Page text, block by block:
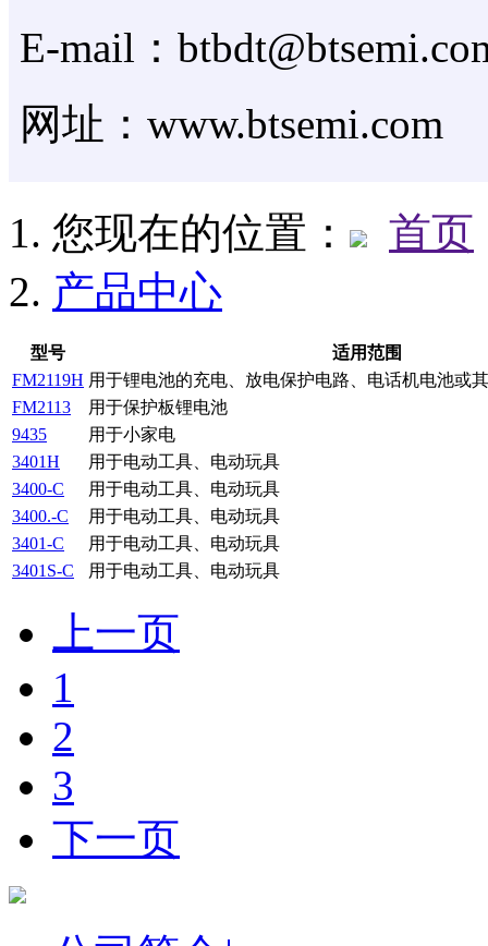
E-mail：
网址：www.btsemi.com
您现在的位置：
首页
产品中心
型号
适用范围
FM2119H 用于锂电池的充电、放电保护电路、电话机电池或
FM2113
用于保护板锂电池
9435
用于小家电
3401H
用于电动工具、电动玩具
3400-C
用于电动工具、电动玩具
3400.-C
用于电动工具、电动玩具
3401-C
用于电动工具、电动玩具
3401S-C
用于电动工具、电动玩具
上一页
1
2
3
下一页